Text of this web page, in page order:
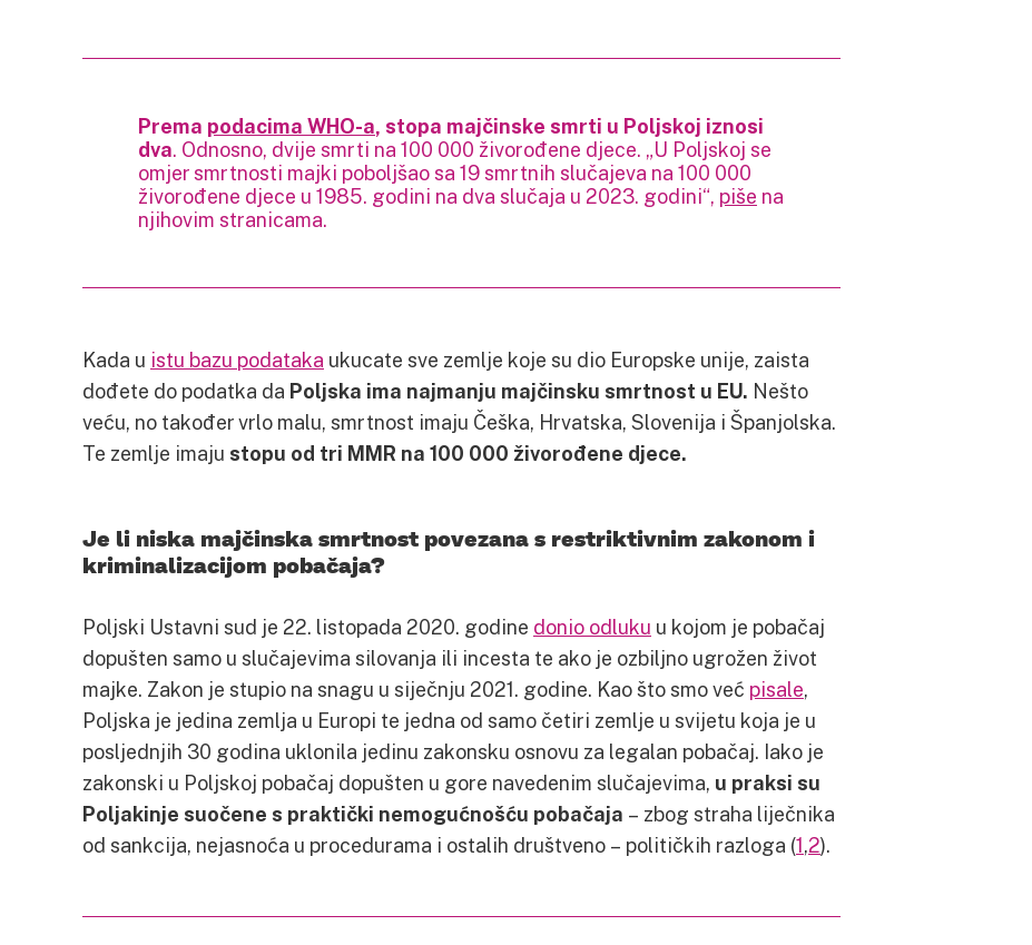
Prema podacima WHO-a, stopa majčinske smrti u Poljskoj iznosi
dva. Odnosno, dvije smrti na 100 000 živorođene djece. „U Poljskoj se
omjer smrtnosti majki poboljšao sa 19 smrtnih slučajeva na 100 000
živorođene djece u 1985. godini na dva slučaja u 2023. godini“, piše na
njihovim stranicama.
Kada u istu bazu podataka ukucate sve zemlje koje su dio Europske unije, zaista
dođete do podatka da Poljska ima najmanju majčinsku smrtnost u EU. Nešto
veću, no također vrlo malu, smrtnost imaju Češka, Hrvatska, Slovenija i Španjolska.
Te zemlje imaju stopu od tri MMR na 100 000 živorođene djece.
Je li niska majčinska smrtnost povezana s restriktivnim zakonom i
kriminalizacijom pobačaja?
Poljski Ustavni sud je 22. listopada 2020. godine donio odluku u kojom je pobačaj
dopušten samo u slučajevima silovanja ili incesta te ako je ozbiljno ugrožen život
majke. Zakon je stupio na snagu u siječnju 2021. godine. Kao što smo već pisale,
Poljska je jedina zemlja u Europi te jedna od samo četiri zemlje u svijetu koja je u
posljednjih 30 godina uklonila jedinu zakonsku osnovu za legalan pobačaj. Iako je
zakonski u Poljskoj pobačaj dopušten u gore navedenim slučajevima, u praksi su
Poljakinje suočene s praktički nemogućnošću pobačaja – zbog straha liječnika
od sankcija, nejasnoća u procedurama i ostalih društveno – političkih razloga (1,2).